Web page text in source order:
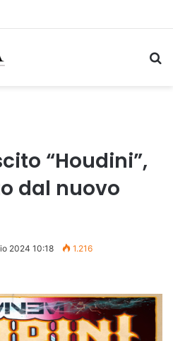
“Houdini”,
dal nuovo
2024 10:18 1.216